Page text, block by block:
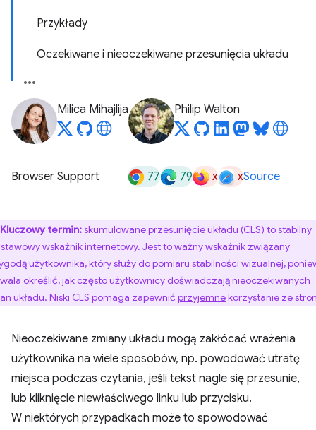
Przykłady
Oczekiwane i nieoczekiwane przesunięcia układu
Milica Mihajlija Philip Walton
Browser Support 77 79 x xSource
Kluczowy termin:skumulowane przesunięcie układu (CLS) to stabilny
wskaźnik internetowy. Jest to ważny wskaźnik związany
użytkownika, który służy do pomiaru stabilności wizualnej,
określić, jak często użytkownicy doświadczają nieoczekiwanych
układu. Niski CLS pomaga zapewnić przyjemnekorzystanie ze
Nieoczekiwane zmiany układu mogą zakłócać wrażenia
użytkownika na wiele sposobów, np. powodować utratę
miejsca podczas czytania, jeśli tekst nagle się przesunie,
lub kliknięcie niewłaściwego linku lub przycisku.
W niektórych przypadkach może to spowodować